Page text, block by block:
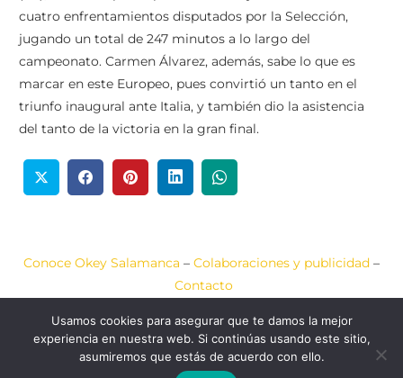
cuatro enfrentamientos disputados por la Selección,
jugando un total de 247 minutos a lo largo del
campeonato. Carmen Álvarez, además, sabe lo que es
marcar en este Europeo, pues convirtió un tanto en el
triunfo inaugural ante Italia, y también dio la asistencia
del tanto de la victoria en la gran final.
Conoce Okey Salamanca – Colaboraciones y publicidad –
Contacto
Aviso Legal –Política de Cookies–Política de Privacidad
2020-2026 © Okey
Web diseñada por
Usamos cookies para asegurar que te damos la mejor
experiencia en nuestra web. Si continúas usando este sitio,
asumiremos que estás de acuerdo con ello.